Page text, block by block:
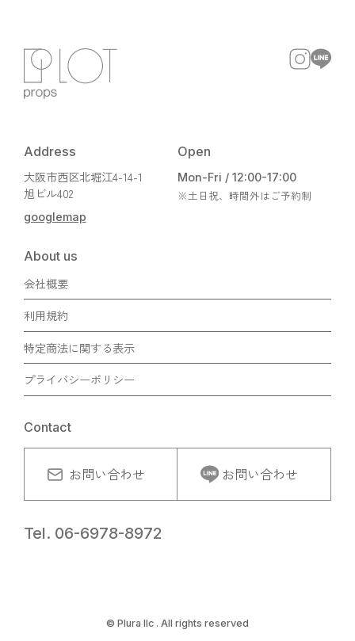
Address
大阪市西区北堀江4-14-1
旭ビル402
googlemap
Open
Mon-Fri / 12:00-17:00
※土日祝、時間外はご予約制
About us
会社概要
利用規約
特定商法に関する表示
プライバシーポリシー
Contact
お問い合わせ お問い合わせ
Tel. 06-6978-8972
© Plura llc . All rights reserved